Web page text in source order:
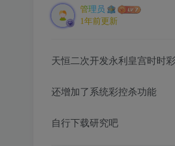
管理员
1年前更新
天恒二次开发永利皇宫时时
还增加了系统彩控杀功能
自行下载研究吧